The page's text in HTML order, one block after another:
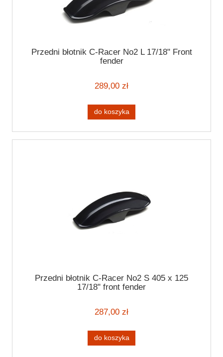
Przedni błotnik C-Racer No2 L 17/18" Front
fender
289,00 zł
do koszyka
Przedni błotnik C-Racer No2 S 405 x 125
17/18" front fender
287,00 zł
do koszyka